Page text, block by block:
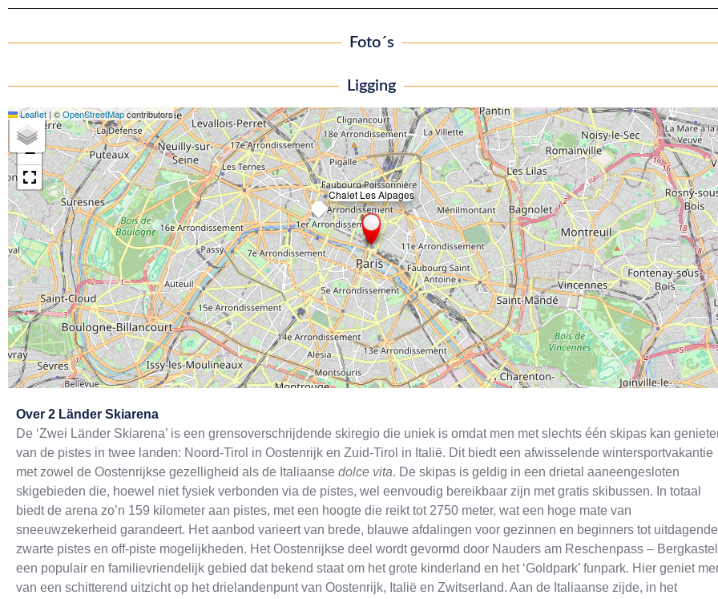
Foto´s
Ligging
Chalet Les Alpages
×
+
−
Leaflet | ©OpenStreetMapcontributors
Over 2 Länder Skiarena
De ‘Zwei Länder Skiarena’ is een grensoverschrijdende skiregio die uniek is omdat men met slechts één skipas kan
van de pistes in twee landen: Noord-Tirol in Oostenrijk en Zuid-Tirol in Italië. Dit biedt een afwisselende wintersportvakantie
met zowel de Oostenrijkse gezelligheid als de Italiaanse dolce vita. De skipas is geldig in een drietal aaneengesloten
skigebieden die, hoewel niet fysiek verbonden via de pistes, wel eenvoudig bereikbaar zijn met gratis skibussen. In totaal
biedt de arena zo’n 159 kilometer aan pistes, met een hoogte die reikt tot 2750 meter, wat een hoge mate van
sneeuwzekerheid garandeert. Het aanbod varieert van brede, blauwe afdalingen voor gezinnen en beginners tot uitdagende
zwarte pistes en off-piste mogelijkheden. Het Oostenrijkse deel wordt gevormd door Nauders am Reschenpass –
een populair en familievriendelijk gebied dat bekend staat om het grote kinderland en het ‘Goldpark’ funpark. Hier geniet
van een schitterend uitzicht op het drielandenpunt van Oostenrijk, Italië en Zwitserland. Aan de Italiaanse zijde, in het